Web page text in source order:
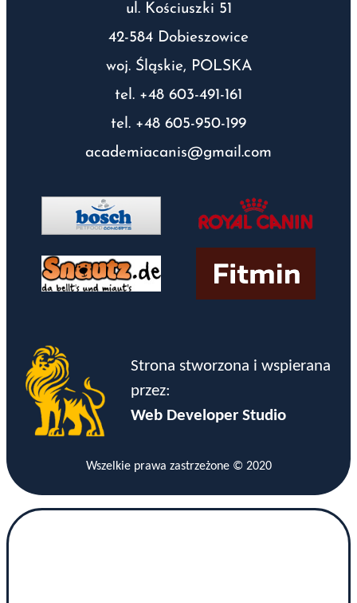
ul. Kościuszki 51
42-584 Dobieszowice
woj. Śląskie, POLSKA
tel. +48 603-491-161
tel. +48 605-950-199
academiacanis@gmail.com
Strona stworzona i wspierana
przez:
Web Developer Studio
Wszelkie prawa zastrzeżone © 2020